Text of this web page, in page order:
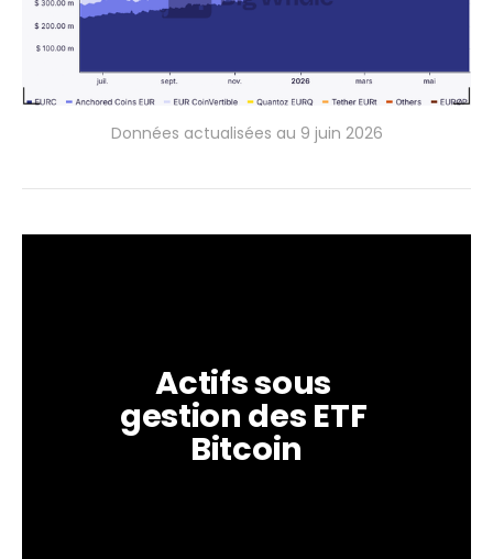
Données actualisées au 9 juin 2026
Actifs sous
gestion des ETF
Bitcoin